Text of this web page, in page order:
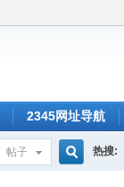
2345网址导航
帖子 热搜: